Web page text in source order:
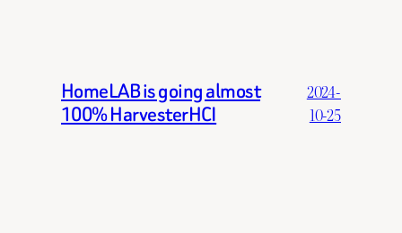
HomeLAB is going almost
100% HarvesterHCI
2024-
10-25